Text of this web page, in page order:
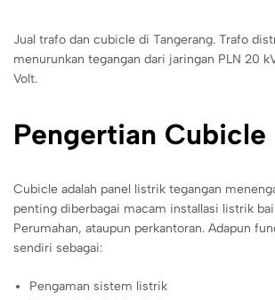
Jual trafo dan cubicle di Tangerang. Trafo
menurunkan tegangan dari jaringan PLN 20
Volt.
Pengertian Cubicle
Cubicle adalah panel listrik tegangan
penting diberbagai macam installasi listrik
Perumahan, ataupun perkantoran. Adapun
sendiri sebagai:
Pengaman sistem listrik